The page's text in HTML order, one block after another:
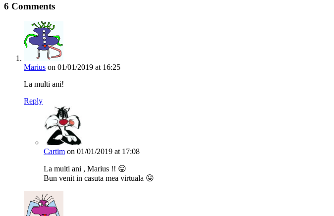
6 Comments
Marius on 01/01/2019 at 16:25
La multi ani!
Reply
Cartim on 01/01/2019 at 17:08
La multi ani , Marius !! 😛
Bun venit in casuta mea virtuala 😛